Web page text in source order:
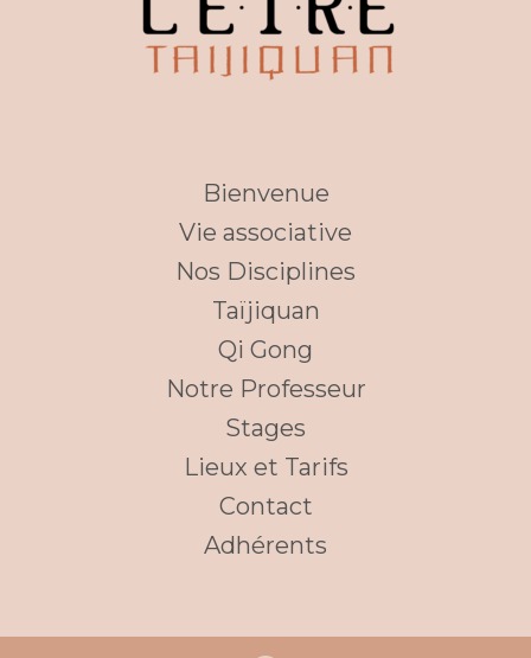
Bienvenue
Vie associative
Nos Disciplines
Taïjiquan
Qi Gong
Notre Professeur
Stages
Lieux et Tarifs
Contact
Adhérents